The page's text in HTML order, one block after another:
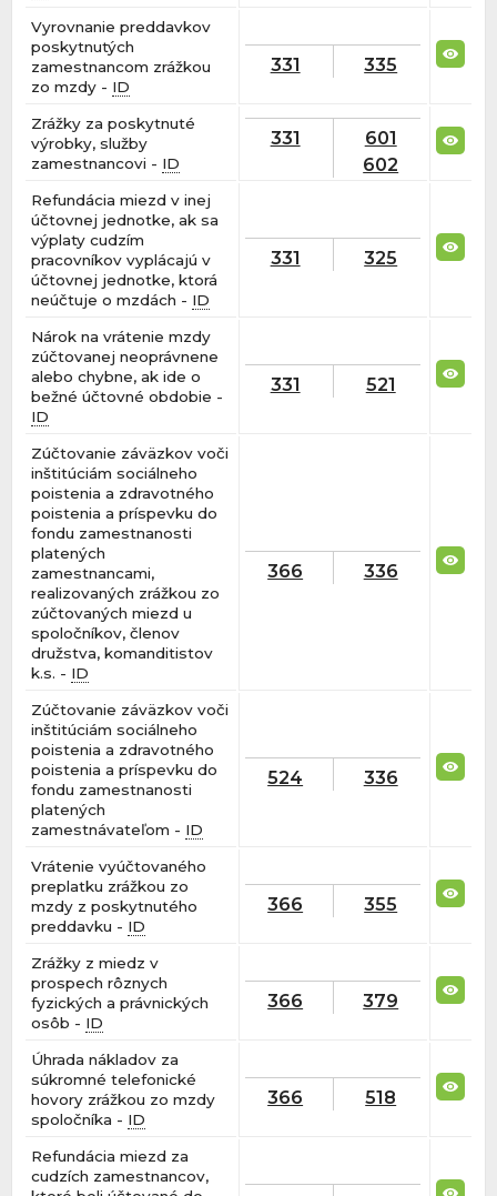
Vyrovnanie preddavkov
poskytnutých
zamestnancom zrážkou
zo mzdy - ID
331 335
Zrážky za poskytnuté
výrobky, služby
zamestnancovi - ID
331
601
602
Refundácia miezd v inej
účtovnej jednotke, ak sa
výplaty cudzím
pracovníkov vyplácajú v
účtovnej jednotke, ktorá
neúčtuje o mzdách - ID
331 325
Nárok na vrátenie mzdy
zúčtovanej neoprávnene
alebo chybne, ak ide o
bežné účtovné obdobie -
ID
331 521
Zúčtovanie záväzkov voči
inštitúciám sociálneho
poistenia a zdravotného
poistenia a príspevku do
fondu zamestnanosti
platených
zamestnancami,
realizovaných zrážkou zo
zúčtovaných miezd u
spoločníkov, členov
družstva, komanditistov
k.s. - ID
366 336
Zúčtovanie záväzkov voči
inštitúciám sociálneho
poistenia a zdravotného
poistenia a príspevku do
fondu zamestnanosti
platených
zamestnávateľom - ID
524 336
Vrátenie vyúčtovaného
preplatku zrážkou zo
mzdy z poskytnutého
preddavku - ID
366 355
Zrážky z miedz v
prospech rôznych
fyzických a právnických
osôb - ID
366 379
Úhrada nákladov za
súkromné telefonické
hovory zrážkou zo mzdy
spoločníka - ID
366 518
Refundácia miezd za
cudzích zamestnancov,